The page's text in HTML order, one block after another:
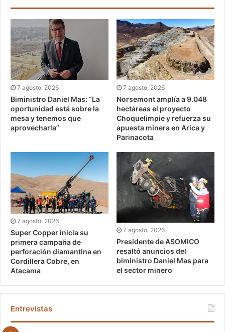
7 agosto, 2026
Biministro Daniel Mas: “La
oportunidad está sobre la
mesa y tenemos que
aprovecharla”
7 agosto, 2026
Norsemont amplía a 9.048
hectáreas el proyecto
Choquelimpie y refuerza su
apuesta minera en Arica y
Parinacota
7 agosto, 2026
Super Copper inicia su
primera campaña de
perforación diamantina en
Cordillera Cobre, en
Atacama
7 agosto, 2026
Presidente de ASOMICO
resaltó anuncios del
biministro Daniel Mas para
el sector minero
Entrevistas